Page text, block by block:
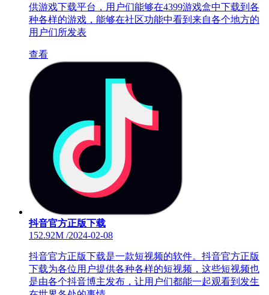
供游戏下载平台，用户们能够在4399游戏盒中下载到各
种各样的游戏，能够在社区功能中看到来自各个地方的
用户们所发表
查看
抖音官方正版下载
152.92M /2024-02-08
抖音官方正版下载是一款短视频的软件。抖音官方正版
下载为各位用户提供各种各样的短视频，这些短视频也
是由各个抖音博主发布，让用户们都能一起观看到发生